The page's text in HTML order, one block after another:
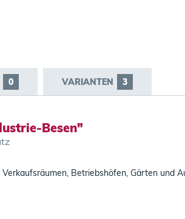
0 VARIANTEN 3
Besen"
Betriebshöfen, Gärten und